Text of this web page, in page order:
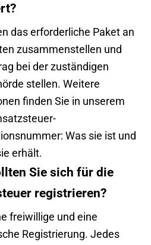
das erforderliche Paket an
zusammenstellen und
bei der zuständigen
stellen. Weitere
finden Sie in unserem
: Was sie ist und
erhält.
Sie sich für die
registrieren?
freiwillige und eine
Registrierung. Jedes